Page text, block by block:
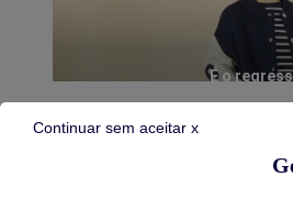
Continuar sem aceitar x
É o